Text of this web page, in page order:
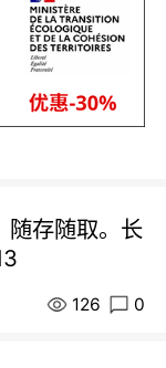
随存随取。长
126 0